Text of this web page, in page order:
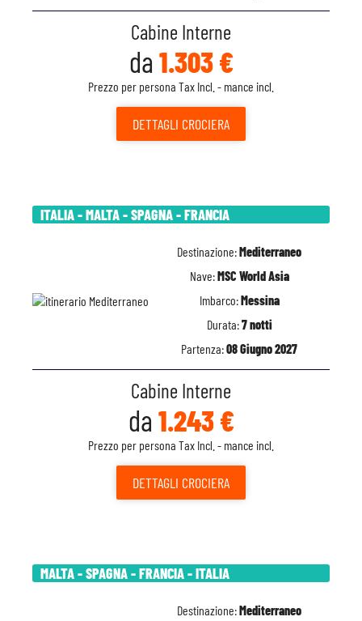
Cabine Interne
da 1.303 €
Prezzo per persona Tax Incl. - mance incl.
DETTAGLI CROCIERA
ITALIA - MALTA - SPAGNA - FRANCIA
Destinazione:Mediterraneo
Nave:MSC World Asia
Imbarco:Messina
Durata:7 notti
Partenza:08 Giugno 2027
Cabine Interne
da 1.243 €
Prezzo per persona Tax Incl. - mance incl.
DETTAGLI CROCIERA
MALTA - SPAGNA - FRANCIA - ITALIA
Destinazione:Mediterraneo